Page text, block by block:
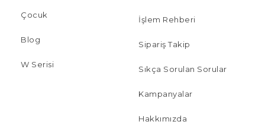
Çocuk
Blog
W Serisi
İşlem Rehberi
Sipariş Takip
Sıkça Sorulan Sorular
Kampanyalar
Hakkımızda